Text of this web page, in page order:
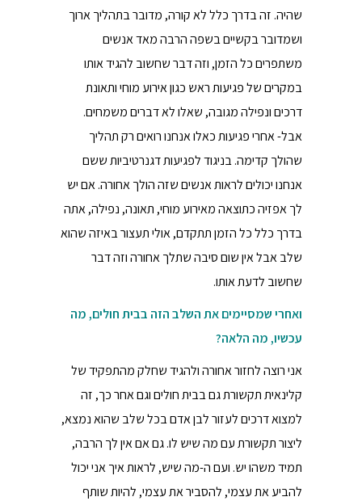
שהיה. זה בדרך כלל לא קורה, מדובר בתהליך ארוך
ושמדובר בקשיים בשפה הרבה מאד אנשים
משתפרים כל הזמן, וזה דבר שחשוב להגיד אותו
במקרים של פגיעות ראש כגון אירוע מוחי ותאונת
דרכים ונפילה מגובה, שאלו לא דברים משמחים.
אבל- אחרי פגיעות כאלו אנחנו רואים רק תהליך
שהולך קדימה. בניגוד לפגיעות דגנרטיביות ששם
אנחנו יכולים לראות אנשים שזה הולך אחורה. אם יש
לך אפזיה כתוצאה מאירוע מוחי, תאונה, נפילה, אתה
בדרך כלל כל הזמן תתקדם, אולי תעצור באיזה שהוא
שלב אבל אין שום סיבה שתלך אחורה וזה דבר
שחשוב לדעת אותו.
ואחרי שמסיימים את השלב הזה בבית חולים, מה
עכשיו, מה הלאה?
אני רוצה לחזור אחורה ולהגיד שחלק מהתפקיד של
קלינאית תקשורת גם בבית חולים וגם אחר כך, זה
למצוא דרכים לעזור לבן אדם בכל שלב שהוא נמצא,
ליצור תקשורת עם מה שיש לו. גם אם אין לך הרבה,
תמיד משהו יש. ועם ה-מה שיש, לראות איך אני יכול
להביע את עצמי, להסביר את עצמי, להיות שותף